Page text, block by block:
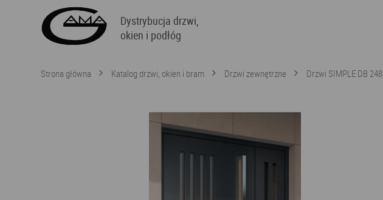
Dystrybucja drzwi,
okien i podłóg
Strona główna Katalog drzwi, okien i bram Drzwi zewnętrzne Drzwi SIMPLE DB 248